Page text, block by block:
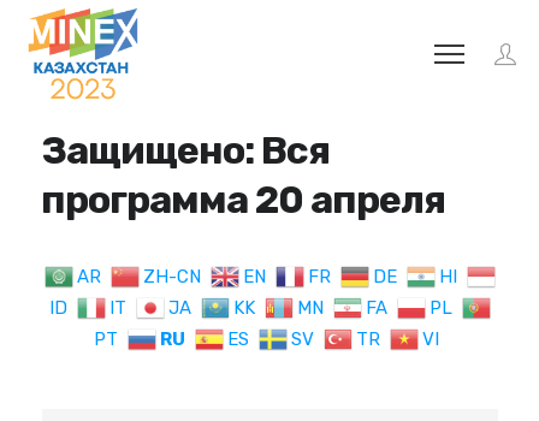
Защищено: Вся
программа 20 апреля
AR ZH-CN EN FR DE
HI
ID
IT JA KK MN FA
PL
PT
RU ES SV TR VI